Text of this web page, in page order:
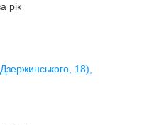
рік
18),